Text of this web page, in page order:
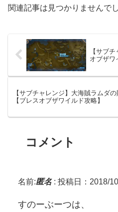
関連記事は見つかりませんでし
【サブ
オブザワ
【サブチャレンジ】大海賊ラムダの
【ブレスオブザワイルド攻略】
コメント
名前:匿名: 投稿日：2018/
すのーぶーつは、